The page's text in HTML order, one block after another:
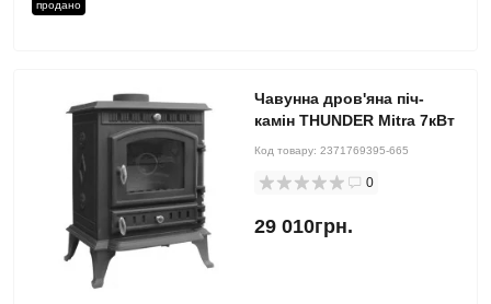
продано
Чавунна дров'яна піч-
камін THUNDER Mitra 7кВт
Код товару: 2371769395-665
0
29 010грн.